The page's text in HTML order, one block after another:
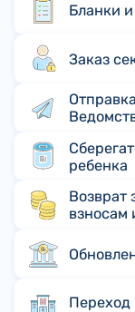
Бланки
Заказ
ребенка
Возврат
взносам
Переход